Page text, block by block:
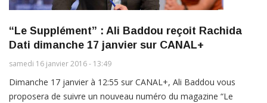
“Le Supplément” : Ali Baddou reçoit Rachida
Dati dimanche 17 janvier sur CANAL+
samedi 16 janvier 2016 - 13:49
Dimanche 17 janvier à 12:55 sur CANAL+, Ali Baddou vous
proposera de suivre un nouveau numéro du magazine “Le